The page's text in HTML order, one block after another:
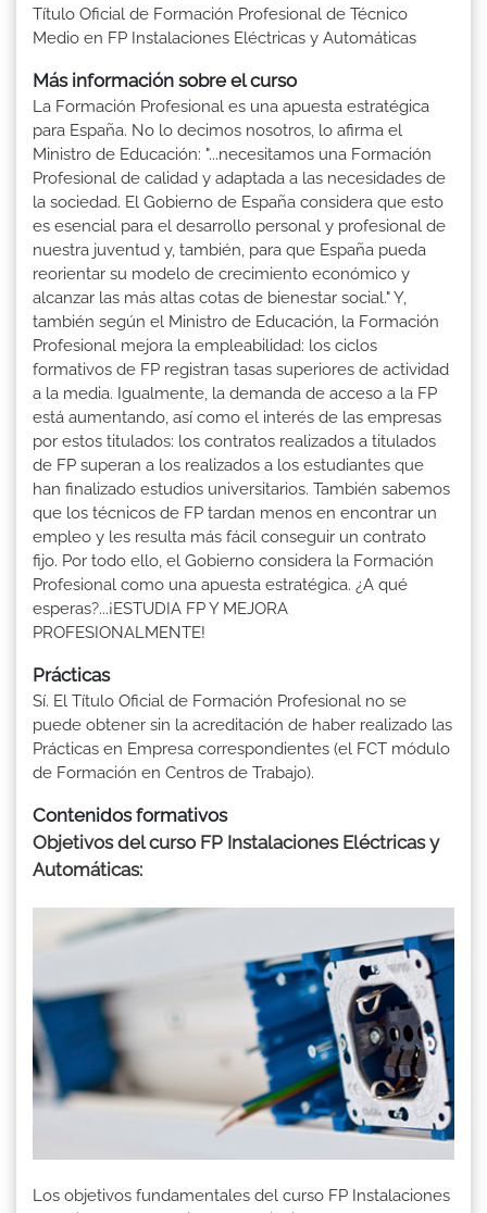
Título Oficial de Formación Profesional de Técnico
Medio en FP Instalaciones Eléctricas y Automáticas
Más información sobre el curso
La Formación Profesional es una apuesta estratégica
para España. No lo decimos nosotros, lo afirma el
Ministro de Educación: "...necesitamos una Formación
Profesional de calidad y adaptada a las necesidades de
la sociedad. El Gobierno de España considera que esto
es esencial para el desarrollo personal y profesional de
nuestra juventud y, también, para que España pueda
reorientar su modelo de crecimiento económico y
alcanzar las más altas cotas de bienestar social." Y,
también según el Ministro de Educación, la Formación
Profesional mejora la empleabilidad: los ciclos
formativos de FP registran tasas superiores de actividad
a la media. Igualmente, la demanda de acceso a la FP
está aumentando, así como el interés de las empresas
por estos titulados: los contratos realizados a titulados
de FP superan a los realizados a los estudiantes que
han finalizado estudios universitarios. También sabemos
que los técnicos de FP tardan menos en encontrar un
empleo y les resulta más fácil conseguir un contrato
fijo. Por todo ello, el Gobierno considera la Formación
Profesional como una apuesta estratégica. ¿A qué
esperas?...¡ESTUDIA FP Y MEJORA
PROFESIONALMENTE!
Prácticas
Sí. El Título Oficial de Formación Profesional no se
puede obtener sin la acreditación de haber realizado las
Prácticas en Empresa correspondientes (el FCT módulo
de Formación en Centros de Trabajo).
Contenidos formativos
Objetivos del curso FP Instalaciones Eléctricas y
Automáticas:
Los objetivos fundamentales del curso FP Instalaciones